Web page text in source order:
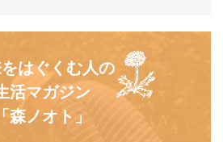
はぐくむ人の
活マガジン
「森ノオト」